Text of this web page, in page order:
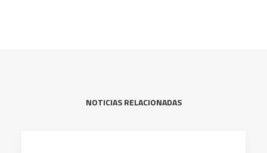
NOTICIAS RELACIONADAS